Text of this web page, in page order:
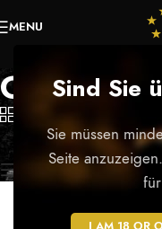
Sind Sie
Sie müssen
Seite
MENU
Gin
Categories
Startseite/Gin
Show sidebar